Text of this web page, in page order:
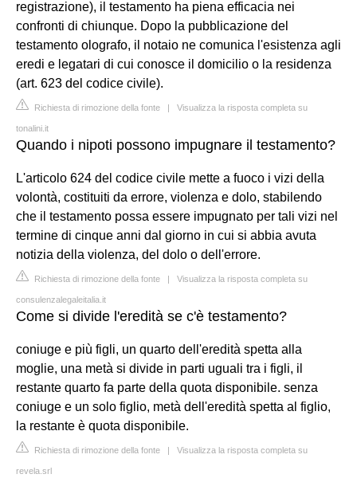
registrazione), il testamento ha piena efficacia nei
confronti di chiunque. Dopo la pubblicazione del
testamento olografo, il notaio ne comunica l'esistenza agli
eredi e legatari di cui conosce il domicilio o la residenza
(art. 623 del codice civile).
Richiesta di rimozione della fonte | Visualizza la risposta completa su
tonalini.it
Quando i nipoti possono impugnare il testamento?
L'articolo 624 del codice civile mette a fuoco i vizi della
volontà, costituiti da errore, violenza e dolo, stabilendo
che il testamento possa essere impugnato per tali vizi nel
termine di cinque anni dal giorno in cui si abbia avuta
notizia della violenza, del dolo o dell'errore.
Richiesta di rimozione della fonte | Visualizza la risposta completa su
consulenzalegaleitalia.it
Come si divide l'eredità se c'è testamento?
coniuge e più figli, un quarto dell'eredità spetta alla
moglie, una metà si divide in parti uguali tra i figli, il
restante quarto fa parte della quota disponibile. senza
coniuge e un solo figlio, metà dell'eredità spetta al figlio,
la restante è quota disponibile.
Richiesta di rimozione della fonte | Visualizza la risposta completa su
revela.srl